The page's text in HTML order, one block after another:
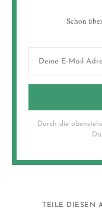
Schon
Durch die
TEILE DIESEN